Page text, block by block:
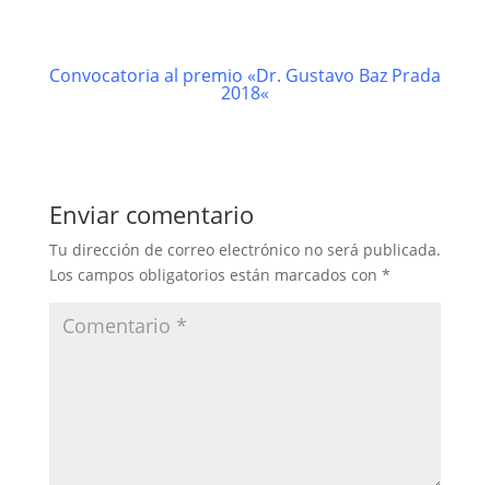
Convocatoria al premio «Dr. Gustavo Baz Prada
2018«
Enviar comentario
Tu dirección de correo electrónico no será publicada.
Los campos obligatorios están marcados con *